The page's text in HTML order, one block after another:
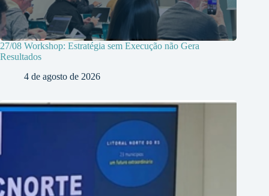
27/08 Workshop: Estratégia sem Execução não Gera
Resultados
4 de agosto de 2026